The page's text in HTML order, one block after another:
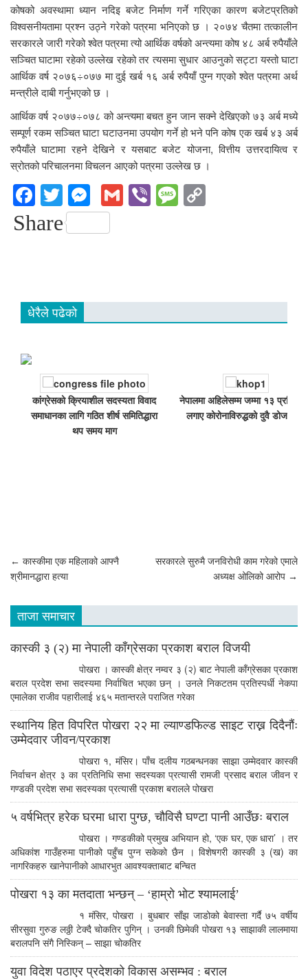
कोषको अवस्थामा ध्यान नदिइ बजेट निर्माण गर्ने गरिएका कारण बजेटप्रतिको
विश्वसनीयतामा प्रश्न उठ्ने गरेको पत्रमा भनिएको छ । २०७४ चैतमा तत्कालीन
सरकारले जारी गरेको श्वेत पत्रमा त्यो आर्थिक वर्षको अन्त्यमा कोष ४८ अर्ब रुपैयाँले
सञ्चित घाटामा रहेको उल्लेख रहेको तर त्यसमा सुधार आउनुको सट्टा यस्तो घाटा
आर्थिक वर्ष २०७६÷०७७ मा दुई खर्ब १६ अर्ब रुपैयाँ पुग्न गएको श्वेत पत्रमा अर्थ
मन्त्रीले दाबी गर्नुभएको छ ।
आर्थिक वर्ष २०७७÷०७८ को अन्त्यमा बचत हुन जान सक्ने देखिएको ७३ अर्ब मध्ये
सम्पूर्ण रकम सञ्चित घाटा घटाउनमा उपयोग गर्ने हो भने पनि कोष एक खर्ब ४३ अर्ब
रुपैयाँले घाटामा रहने देखिने र यसबाट बजेट योजना, वित्तीय उत्तरदायित्व र
स्रोतको परिचालनमा विचलन आएको पत्रमा उल्लेख छ ।
Facebook
TwitterMessenger
GmailViberMessage
Share
धेरैले पढेको
कांग्रेसको क्रियाशील सदस्यता विवाद
समाधानका लागि गठित शीर्ष समितिद्धारा
थप समय माग
नेपालमा अहिलेसम्म जम्मा १३
लगाए कोरोनाविरुद्धको दुवै डोज खोप
Post
navigation
← कास्कीमा एक महिलाको आफ्नै
श्रीमानद्धारा हत्या
सरकारले सुरुमै जनविरोधी काम गरेको एमाले
अध्यक्ष ओलिको आरोप →
ताजा समाचार
कास्की ३ (२) मा नेपाली काँग्रेसका प्रकाश बराल विजयी
पाेखरा । कास्की क्षेत्र नम्वर ३ (२) बाट नेपाली काँग्रेसका प्रकाश
बराल प्रदेश सभा सदस्यमा निर्वाचित भएका छन् । उनले निकटतम प्रतिस्पर्धी नेकपा
एमालेका राजीव पहारीलाई ४६५ मतान्तरले पराजित गरेका
स्थानिय हित विपरित पोखरा २२ मा ल्याण्डफिल्ड साइट राख्न दिदैनौंः
उम्मेदवार जीवन/प्रकाश
पोखरा १, मंसिर। पाँच दलीय गठबन्धनका साझा उम्मेदवार कास्की
निर्वाचन क्षेत्र ३ का प्रतिनिधि सभा सदस्यका प्रत्यासी रामजी प्रसाद बराल जीवन र
गण्डकी प्रदेश सभा सदस्यका प्रत्यासी प्रकाश बरालले पोखरा
५ वर्षभित्र हरेक घरमा धारा पुग्छ, चौविसै घण्टा पानी आउँछः बराल
पोखरा । गण्डकीको प्रमुख अभियान हो, ‘एक घर, एक धारा’ । तर
अधिकांश गाउँहरुमा पानीको पहुँच पुग्न सकेको छैन । विशेषगरी कास्की ३ (ख) का
नागरिकहरु खानेपानीको आधारभुत आवश्यक्ताबाट बन्चित
पोखरा १३ का मतदाता भन्छन् – ‘हाम्रो भोट श्यामलाई’
१ मंसिर, पोखरा । बुधबार साँझ जाडोको बेवास्ता गर्दै ७५ वर्षीय
सीरसुवा गुरुङ लठ्ठी टेक्दै चोकतिर पुगिन् । उनकी छिमेकी पोखरा १३ साझाकी लालमाया
बरालपनि संगै निस्किन् – साझा चोकतिर
युवा विदेश पठाएर प्रदेशको विकास असम्भव : बराल